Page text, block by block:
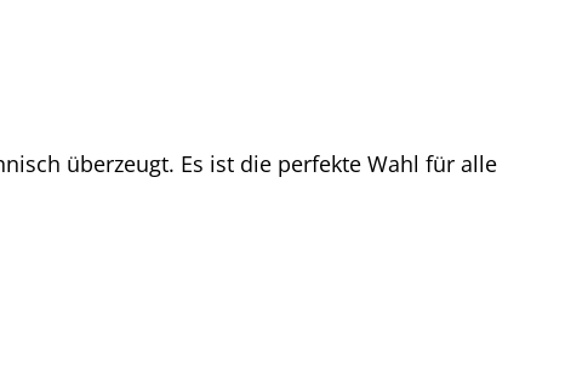
überzeugt. Es ist die perfekte Wahl für alle